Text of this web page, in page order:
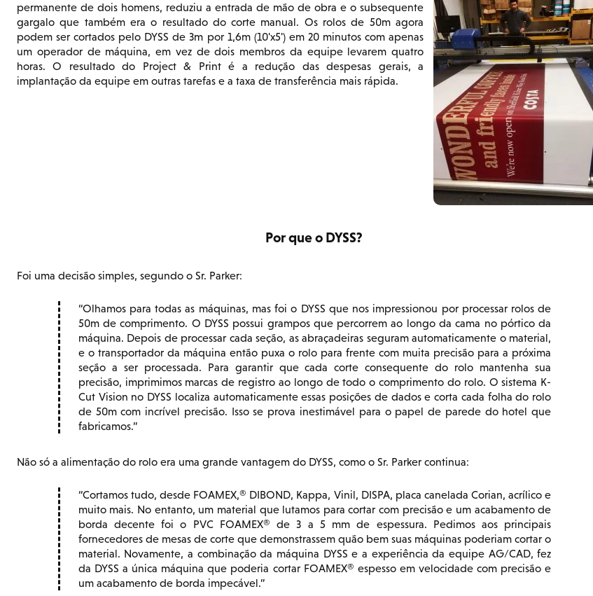
permanente de dois homens, reduziu a entrada de mão de obra e o subsequente
gargalo que também era o resultado do corte manual. Os rolos de 50m agora
podem ser cortados pelo DYSS de 3m por 1,6m (10'x5') em 20 minutos com apenas
um operador de máquina, em vez de dois membros da equipe levarem quatro
horas. O resultado do Project & Print é a redução das despesas gerais, a
implantação da equipe em outras tarefas e a taxa de transferência mais rápida.
Por que o DYSS?
Foi uma decisão simples, segundo o Sr. Parker:
Olhamos para todas as máquinas, mas foi o DYSS que nos impressionou por processar rolos de
50m de comprimento. O DYSS possui grampos que percorrem ao longo da cama no pórtico da
máquina. Depois de processar cada seção, as abraçadeiras seguram automaticamente o material,
e o transportador da máquina então puxa o rolo para frente com muita precisão para a próxima
seção a ser processada. Para garantir que cada corte consequente do rolo mantenha sua
precisão, imprimimos marcas de registro ao longo de todo o comprimento do rolo. O sistema K-
Cut Vision no DYSS localiza automaticamente essas posições de dados e corta cada folha do rolo
de 50m com incrível precisão. Isso se prova inestimável para o papel de parede do hotel que
fabricamos.
Não só a alimentação do rolo era uma grande vantagem do DYSS, como o Sr. Parker continua:
Cortamos tudo, desde FOAMEX,® DIBOND, Kappa, Vinil, DISPA, placa canelada Corian, acrílico e
muito mais. No entanto, um material que lutamos para cortar com precisão e um acabamento de
borda decente foi o PVC FOAMEX® de 3 a 5 mm de espessura. Pedimos aos principais
fornecedores de mesas de corte que demonstrassem quão bem suas máquinas poderiam cortar o
material. Novamente, a combinação da máquina DYSS e a experiência da equipe AG/CAD, fez
da DYSS a única máquina que poderia cortar FOAMEX® espesso em velocidade com precisão e
um acabamento de borda impecável.